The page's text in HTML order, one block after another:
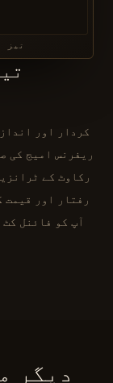
تیز
ریفرنس امیج کی
رکاوٹ کے
آپ کو فائنل
دیگر